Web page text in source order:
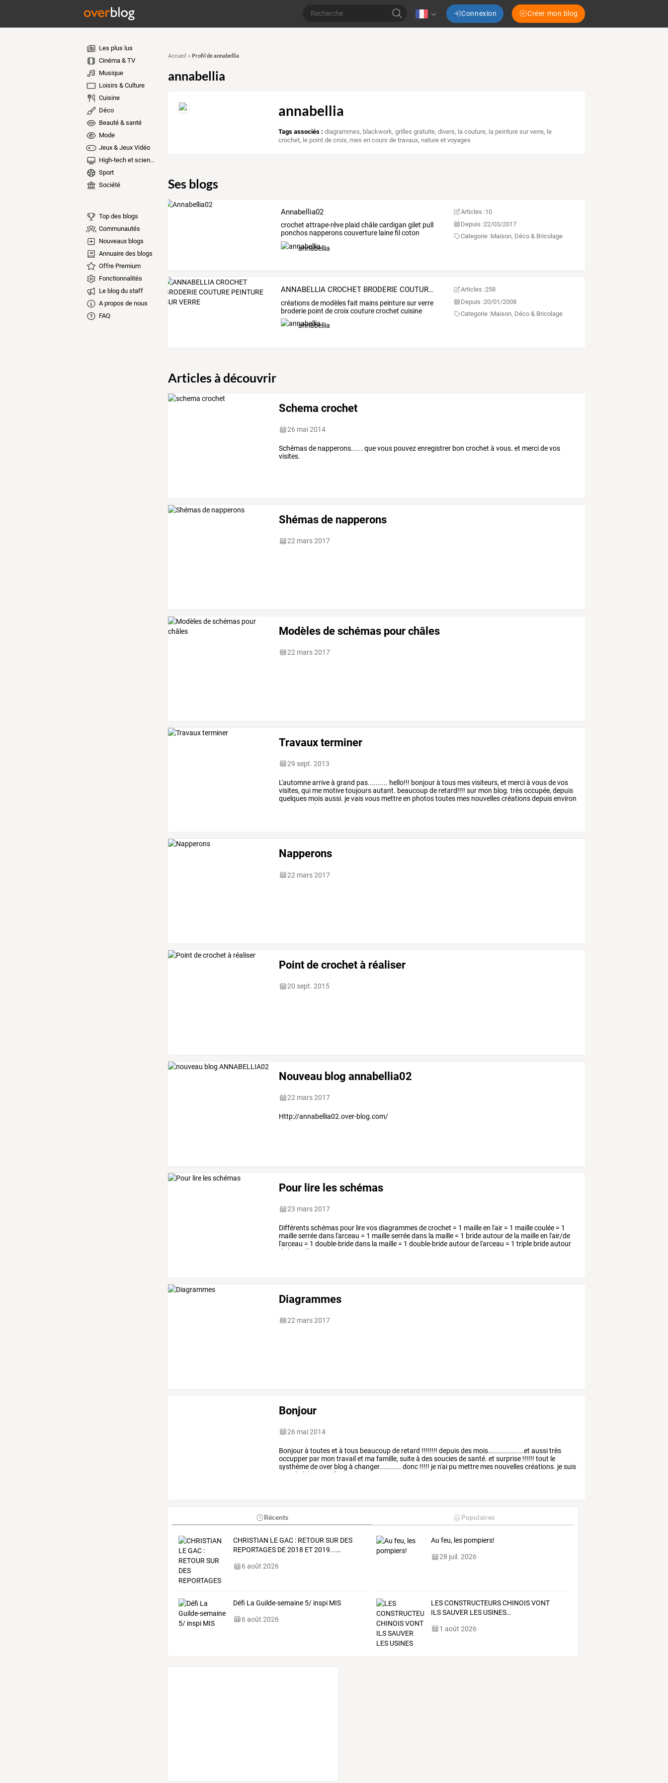
Connexion Créer mon blog
Les plus lus
Cinéma & TV
Musique
Loisirs & Culture
Cuisine
Déco
Beauté & santé
Mode
Jeux & Jeux Vidéo
High-tech et sciences
Sport
Société
Top des blogs
Communautés
Nouveaux blogs
Annuaire des blogs
Offre Premium
Fonctionnalités
Le blog du staff
A propos de nous
FAQ
Accueil » Profil de annabellia
annabellia
annabellia
Tags associés : diagrammes, blackwork,grilles gratuite,divers, la couture, la peinture sur verre, le
crochet, le point de croix, mes en cours de travaux, nature et voyages
Ses blogs
Annabellia02
crochet attrape-rêveplaid châlecardigan gilet pull
ponchosnapperonscouverturelainefil coton
granny
annabellia
Articles :10
Depuis :22/03/2017
Categorie :Maison, Déco & Bricolage
ANNABELLIA CROCHET BRODERIE COUTURE PEINTURE SUR VERRE
créations de modèles fait mains peinture sur verre
broderie point de croix couture crochet cuisine
annabellia
Articles :258
Depuis :20/01/2008
Categorie :Maison, Déco & Bricolage
Articles à découvrir
Schema crochet
26 mai 2014
Schémas de napperons...... que vous pouvez enregistrer bon crochet à vous. et merci de vos
visites.
Shémas de napperons
22 mars 2017
Modèles de schémas pour châles
22 mars 2017
Travaux terminer
29 sept. 2013
L'automnearriveà grand pas.......... hello!!! bonjourà tous mesvisiteurs, et mercià vousdevos
visites, qui me motivetoujoursautant. beaucoupde retard!!!! sur mon blog. trèsoccupée, depuis
quelques moisaussi. jevaisvous mettreen photostoutes mes nouvellescréationsdepuisenviron
à jour.
Napperons
22 mars 2017
Point de crochet à réaliser
20 sept. 2015
Nouveau blog annabellia02
22 mars 2017
Http://annabellia02.over-blog.com/
Pour lire les schémas
23 mars 2017
Différentsschémas pour lirevosdiagrammesdecrochet = 1 mailleen l'air = 1 maillecoulée = 1
mailleserréedans l'arceau = 1 mailleserréedans la maille = 1 brideautourde la mailleen l'air/de
l'arceau = 1 double-bridedans la maille = 1 double-brideautourde l'arceau = 1 triple brideautour
de
la maille
Diagrammes
22 mars 2017
Bonjour
26 mai 2014
Bonjourà touteset à tous beaucoupde retard !!!!!!!! depuisdes mois..................et aussitrès
occupper par mon travail et ma famille, suiteà dessouciesdesanté. et surprise !!!!!! tout le
systhèmedeover blog à changer........... donc !!!!! je n'ai pu mettre mes nouvellescréations. jesuis
passée
à la nouvelle
Récents Populaires
CHRISTIAN LEGAC:RETOURSURDES
REPORTAGESDE2018 ET2019...…
6 août 2026
Au feu, les pompiers!
28 juil. 2026
Défi La Guilde-semaine 5/ inspi MIS
6 août 2026
LESCONSTRUCTEURSCHINOISVONT
ILSSAUVER LES USINES…
1 août 2026